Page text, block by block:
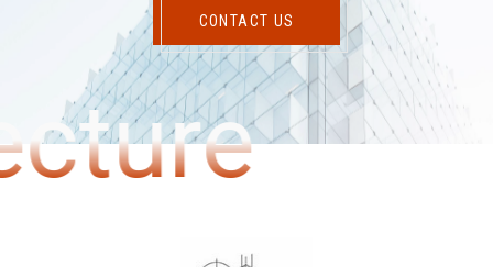
CONTACT US